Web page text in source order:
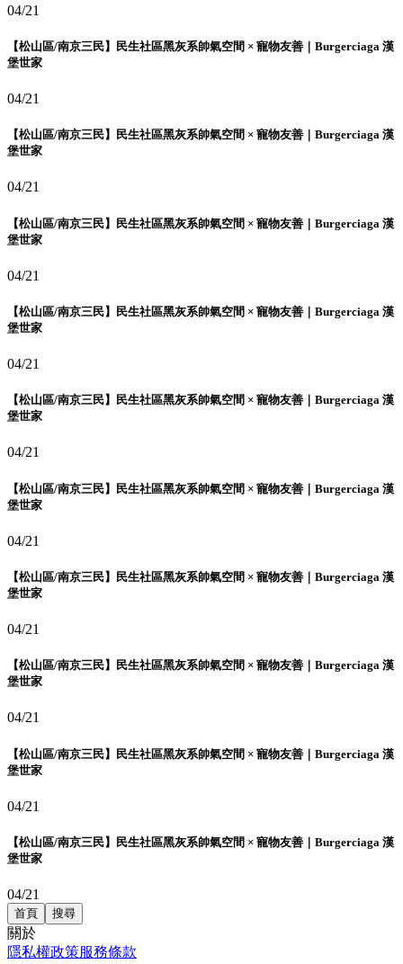
04/21
【松山區/南京三民】民生社區黑灰系帥氣空間 × 寵物友善｜Burgerciaga 漢
堡世家
04/21
【松山區/南京三民】民生社區黑灰系帥氣空間 × 寵物友善｜Burgerciaga 漢
堡世家
04/21
【松山區/南京三民】民生社區黑灰系帥氣空間 × 寵物友善｜Burgerciaga 漢
堡世家
04/21
【松山區/南京三民】民生社區黑灰系帥氣空間 × 寵物友善｜Burgerciaga 漢
堡世家
04/21
【松山區/南京三民】民生社區黑灰系帥氣空間 × 寵物友善｜Burgerciaga 漢
堡世家
04/21
【松山區/南京三民】民生社區黑灰系帥氣空間 × 寵物友善｜Burgerciaga 漢
堡世家
04/21
【松山區/南京三民】民生社區黑灰系帥氣空間 × 寵物友善｜Burgerciaga 漢
堡世家
04/21
【松山區/南京三民】民生社區黑灰系帥氣空間 × 寵物友善｜Burgerciaga 漢
堡世家
04/21
【松山區/南京三民】民生社區黑灰系帥氣空間 × 寵物友善｜Burgerciaga 漢
堡世家
04/21
【松山區/南京三民】民生社區黑灰系帥氣空間 × 寵物友善｜Burgerciaga 漢
堡世家
04/21
首頁 搜尋
關於
隱私權政策服務條款